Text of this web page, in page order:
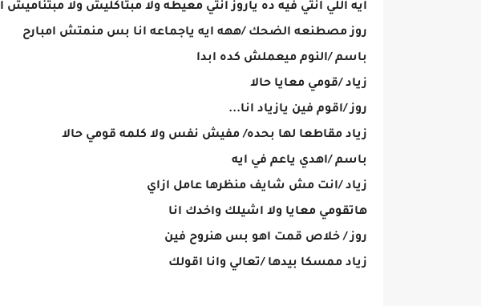
ايه اللي انتي فيه ده ياروز انتي معيطه ولا مبتاكليش ولا
روز مصطنعه الضحك /ههه ايه ياجماعه انا بس منمتش امبارح
باسم /النوم ميعملش كده ابدا
زياد /قومي معايا حالا
روز /اقوم فين يازياد انا...
زياد مقاطعا لها بحده/ مفيش نفس ولا كلمه قومي حالا
باسم /اهدي ياعم في ايه
زياد /انت مش شايف منظرها عامل ازاي
هاتقومي معايا ولا اشيلك واخدك انا
روز / خلاص قمت اهو بس هنروح فين
زياد ممسكا بيدها /تعالي وانا اقولك